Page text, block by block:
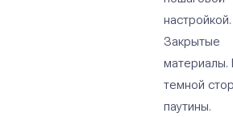
настройкой.
Закрытые
материалы.
темной
паутины.